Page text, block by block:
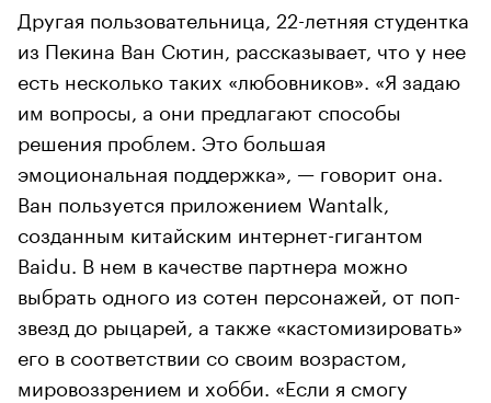
Другая пользовательница, 22-летняя студентка
из Пекина Ван Сютин, рассказывает, что у нее
есть несколько таких «любовников». «Я задаю
им вопросы, а они предлагают способы
решения проблем. Это большая
эмоциональная поддержка», — говорит она.
Ван пользуется приложением Wantalk,
созданным китайским интернет-гигантом
Baidu. В нем в качестве партнера можно
выбрать одного из сотен персонажей, от поп-
звезд до рыцарей, а также «кастомизировать»
его в соответствии со своим возрастом,
мировоззрением и хобби. «Если я смогу